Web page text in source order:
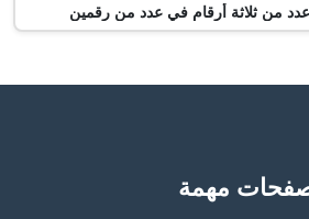
من ثلاثة أرقام في عدد من رقمين
مهمة